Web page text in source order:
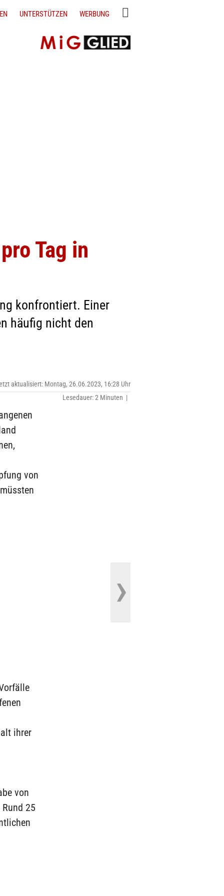
UNTERSTÜTZEN WERBUNG
Tag in
konfrontiert. Einer
häufig nicht den
aktualisiert: Montag, 26.06.2023, 16:28 Uhr
Lesedauer: 2 Minuten |
von
ihrer
von
25